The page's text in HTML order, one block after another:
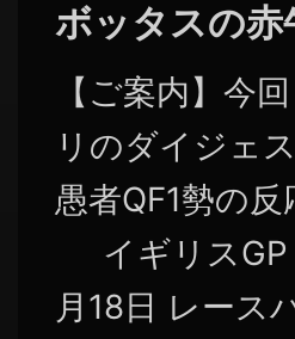
ボッタスの赤
【ご案内】今
リのダイジェ
愚者QF1勢の
イギリス
月18日 レース